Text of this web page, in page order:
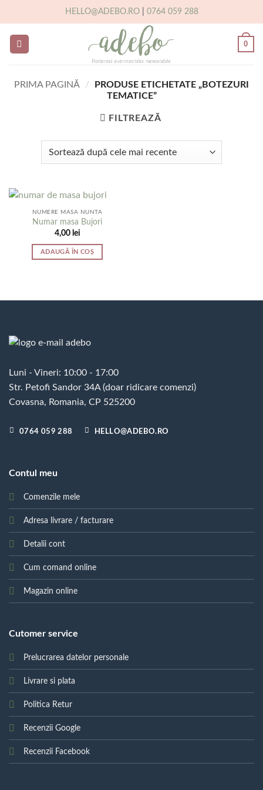
content
HELLO@ADEBO.RO| 0764 059 288
0
PRIMA PAGINĂ /
PRODUSE ETICHETATE „BOTEZURI
TEMATICE”
FILTREAZĂ
NUMERE MASA NUNTA
Numar masa Bujori
4,00 lei
ADAUGĂ ÎN COȘ
Luni - Vineri: 10:00 - 17:00
Str. Petofi Sandor 34A (doar ridicare comenzi)
Covasna, Romania, CP 525200
0764 059 288 HELLO@ADEBO.RO
Contul meu
Comenzile mele
Adresa livrare / facturare
Detalii cont
Cum comand online
Magazin online
Cutomer service
Prelucrarea datelor personale
Livrare si plata
Politica Retur
Recenzii Google
Recenzii Facebook